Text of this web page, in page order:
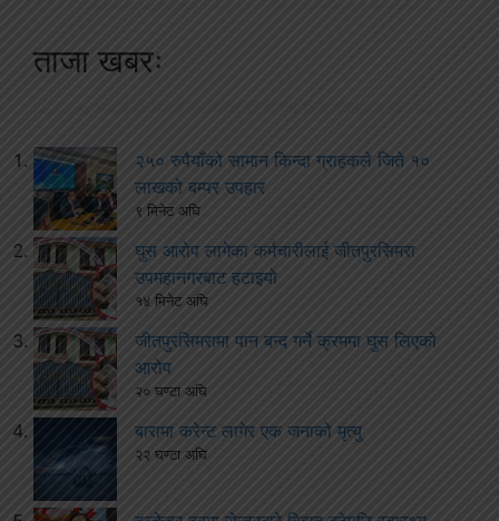
ताजा खबरः
२५० रुपैयाँको सामान किन्दा ग्राहकले जिते १०
लाखको बम्पर उपहार
९ मिनेट अघि
घुस आरोप लागेका कर्मचारीलाई जीतपुरसिमरा
उपमहानगरबाट हटाइयो
१४ मिनेट अघि
जीतपुरसिमरामा पान बन्द गर्ने क्रममा घुस लिएको
आरोप
२० घण्टा अघि
बारामा करेन्ट लागेर एक जनाको मृत्यु
२२ घण्टा अघि